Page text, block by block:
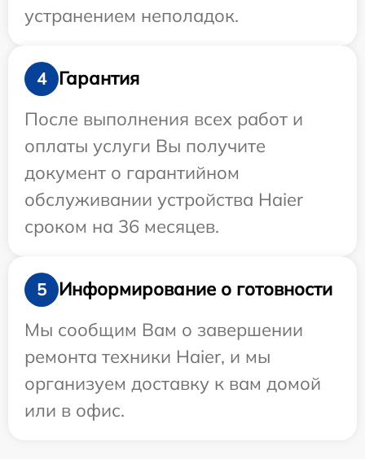
устранением неполадок.
4
Гарантия
После выполнения всех работ и
оплаты услуги Вы получите
документ о гарантийном
обслуживании устройства Haier
сроком на 36 месяцев.
5
Информирование о готовности
Мы сообщим Вам о завершении
ремонта техники Haier, и мы
организуем доставку к вам домой
или в офис.